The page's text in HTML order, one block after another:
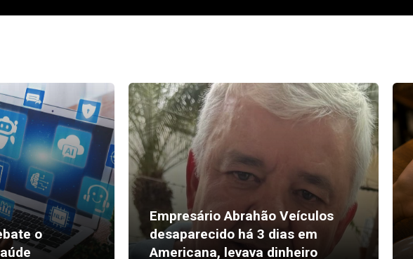
o
Empresário Abrahão Veículos
desaparecido há 3 dias em
Americana, levava dinheiro